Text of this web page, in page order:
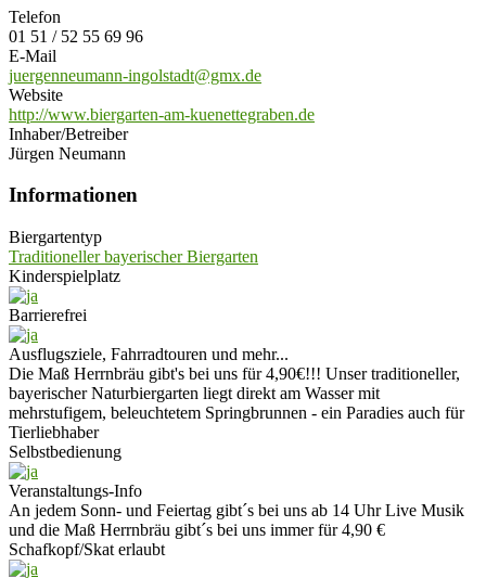
Telefon
01 51 / 52 55 69 96
E-Mail
juergenneumann-ingolstadt@gmx.de
Website
http://www.biergarten-am-kuenettegraben.de
Inhaber/Betreiber
Jürgen Neumann
Informationen
Biergartentyp
Traditioneller bayerischer Biergarten
Kinderspielplatz
Barrierefrei
Ausflugsziele, Fahrradtouren und mehr...
Die Maß Herrnbräu gibt's bei uns für 4,90€!!! Unser traditioneller,
bayerischer Naturbiergarten liegt direkt am Wasser mit
mehrstufigem, beleuchtetem Springbrunnen - ein Paradies auch für
Tierliebhaber
Selbstbedienung
Veranstaltungs-Info
An jedem Sonn- und Feiertag gibt´s bei uns ab 14 Uhr Live Musik
und die Maß Herrnbräu gibt´s bei uns immer für 4,90 €
Schafkopf/Skat erlaubt